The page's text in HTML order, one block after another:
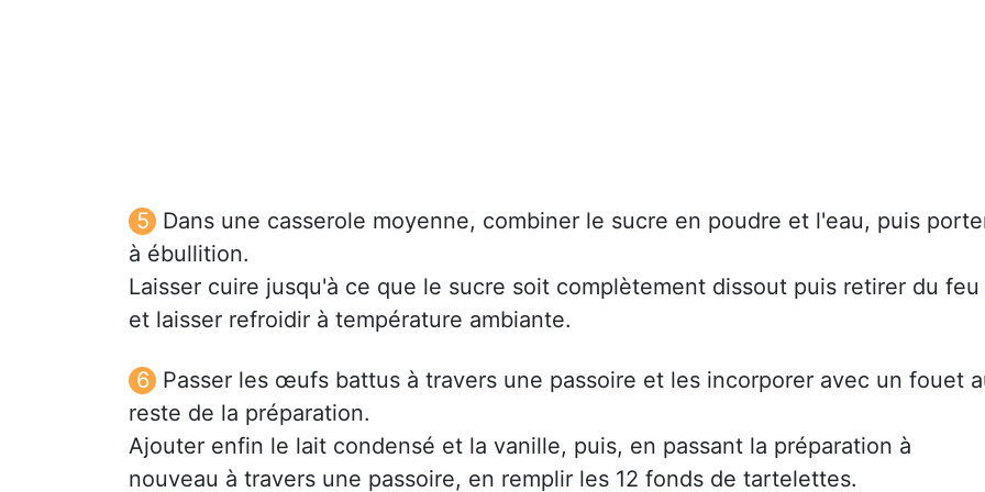
Dans une casserole moyenne, combiner le sucre en poudre et l'eau, puis
à ébullition.
Laisser cuire jusqu'à ce que le sucre soit complètement dissout puis retirer du feu
et laisser refroidir à température ambiante.
Passer les œufs battus à travers une passoire et les incorporer avec un fouet
reste de la préparation.
Ajouter enfin le lait condensé et la vanille, puis, en passant la préparation à
nouveau à travers une passoire, en remplir les 12 fonds de tartelettes.